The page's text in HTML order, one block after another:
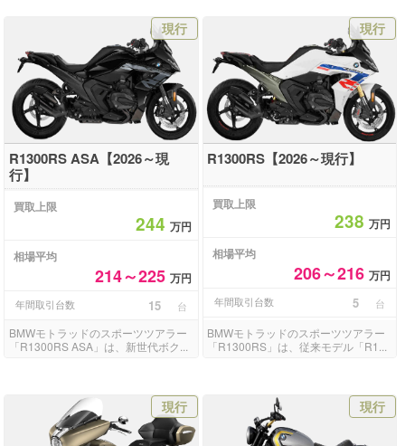
現行
R1300RS ASA【2026～現
行】
買取上限
244万円
相場平均
214～225万円
年間取引台数 15 台
BMWモトラッドのスポーツツアラー
「R1300RS ASA」は、新世代ボク...
現行
R1300RS【2026～現行】
買取上限
238 万円
相場平均
206～216 万円
年間取引台数 5 台
BMWモトラッドのスポーツツアラー
「R1300RS」は、従来モデル「R1...
現行 現行